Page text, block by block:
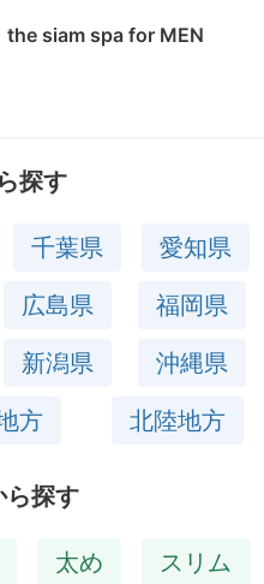
the siam spa for MEN
探す
千葉県
愛知県
広島県
福岡県
新潟県
沖縄県
方 北陸地方
ら探す
太め
スリム